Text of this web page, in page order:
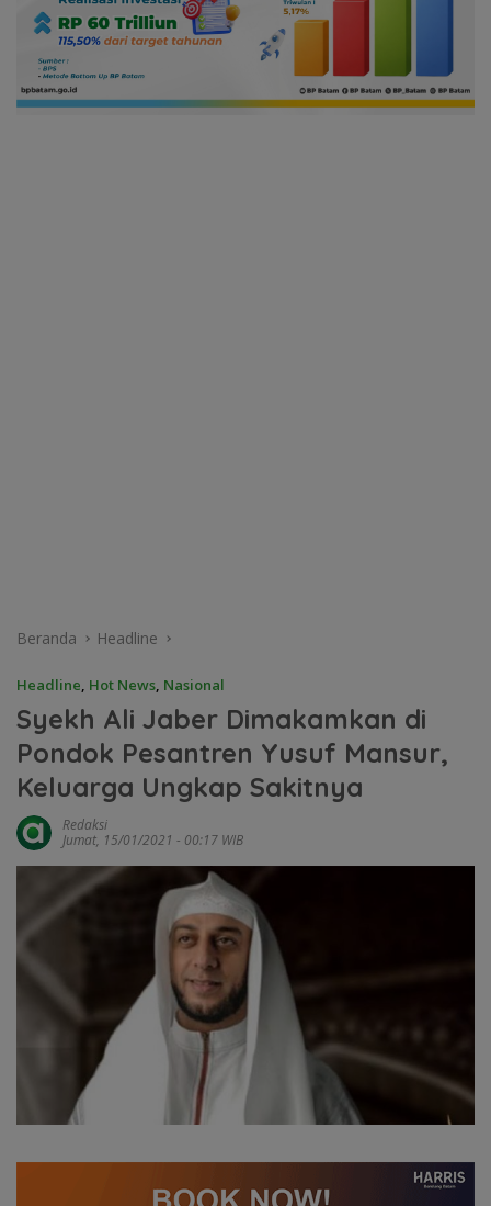
Beranda Headline
Headline, Hot News, Nasional
Syekh Ali Jaber Dimakamkan di
Pondok Pesantren Yusuf Mansur,
Keluarga Ungkap Sakitnya
Redaksi
Jumat, 15/01/2021 - 00:17 WIB